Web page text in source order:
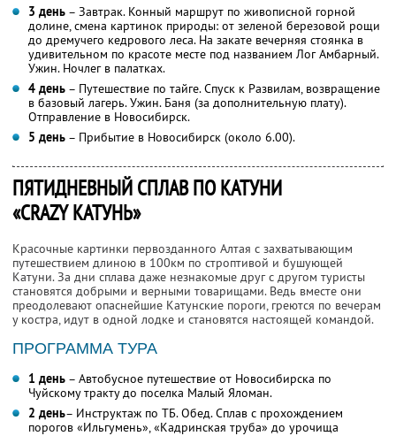
3 день – Завтрак. Конный маршрут по живописной горной
долине, смена картинок природы: от зеленой березовой рощи
до дремучего кедрового леса. На закате вечерняя стоянка в
удивительном по красоте месте под названием Лог Амбарный.
Ужин. Ночлег в палатках.
4 день – Путешествие по тайге. Спуск к Развилам, возвращение
в базовый лагерь. Ужин. Баня (за дополнительную плату).
Отправление в Новосибирск.
5 день – Прибытие в Новосибирск (около 6.00).
ПЯТИДНЕВНЫЙ СПЛАВ ПО КАТУНИ
«CRAZY КАТУНЬ»
Красочные картинки первозданного Алтая с захватывающим
путешествием длиною в 100км по строптивой и бушующей
Катуни. За дни сплава даже незнакомые друг с другом туристы
становятся добрыми и верными товарищами. Ведь вместе они
преодолевают опаснейшие Катунские пороги, греются по вечерам
у костра, идут в одной лодке и становятся настоящей командой.
ПРОГРАММА ТУРА
1 день – Автобусное путешествие от Новосибирска по
Чуйскому тракту до поселка Малый Яломан.
2 день– Инструктаж по ТБ. Обед. Сплав с прохождением
порогов «Ильгумень», «Кадринская труба» до урочища